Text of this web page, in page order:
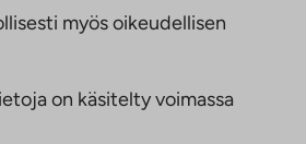
myös oikeudellisen
on käsitelty voimassa